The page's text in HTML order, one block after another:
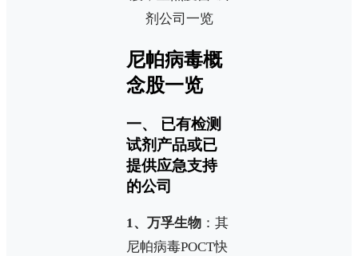
尼帕病毒概
念股一览
一、 已有检测
试剂产品或已
提供应急支持
的公司
1、万孚生物 ：其
尼帕病毒POCT快